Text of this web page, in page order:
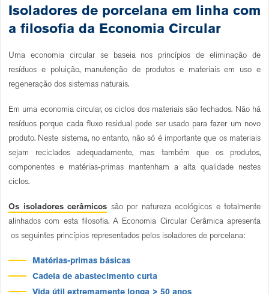
Isoladores de porcelana em linha com
a filosofia da Economia Circular
Uma economia circular se baseia nos princípios de eliminação de
resíduos e poluição, manutenção de produtos e materiais em uso e
regeneração dos sistemas naturais.
Em uma economia circular, os ciclos dos materiais são fechados. Não há
resíduos porque cada fluxo residual pode ser usado para fazer um novo
produto. Neste sistema, no entanto, não só é importante que os materiais
sejam reciclados adequadamente, mas também que os produtos,
componentes e matérias-primas mantenham a alta qualidade nestes
ciclos.
Os isoladores cerâmicos são por natureza ecológicos e totalmente
alinhados com esta filosofia. A Economia Circular Cerâmica apresenta
os seguintes princípios representados pelos isoladores de porcelana:
Matérias-primas básicas
Cadeia de abastecimento curta
Vida útil extremamente longa > 50 anos